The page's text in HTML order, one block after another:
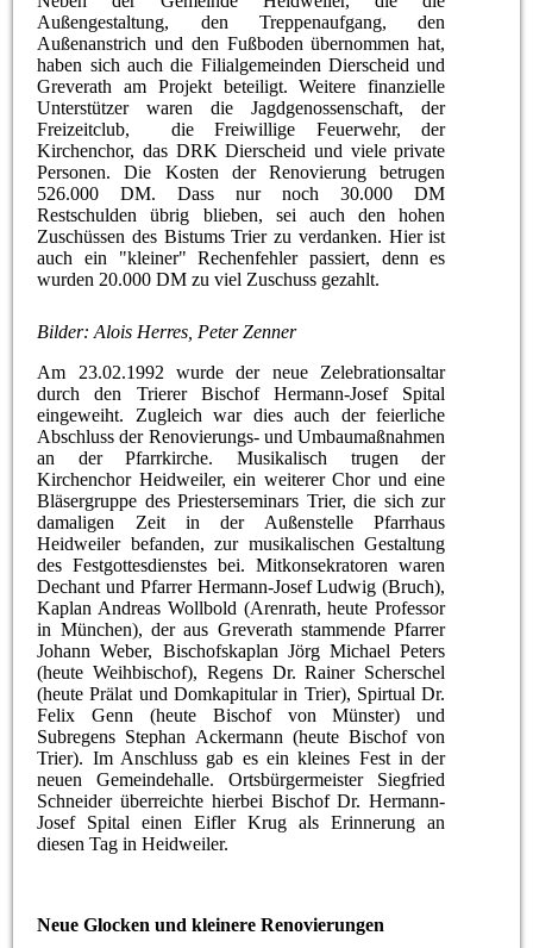
Außengestaltung, den Treppenaufgang, den
Außenanstrich und den Fußboden übernommen hat,
haben sich auch die Filialgemeinden Dierscheid und
Greverath am Projekt beteiligt. Weitere finanzielle
Unterstützer waren die Jagdgenossenschaft, der
Freizeitclub, die Freiwillige Feuerwehr, der
Kirchenchor, das DRK Dierscheid und viele private
Personen. Die Kosten der Renovierung betrugen
526.000 DM. Dass nur noch 30.000 DM
Restschulden übrig blieben, sei auch den hohen
Zuschüssen des Bistums Trier zu verdanken. Hier ist
auch ein "kleiner" Rechenfehler passiert, denn es
wurden 20.000 DM zu viel Zuschuss gezahlt.
Bilder: Alois Herres, Peter Zenner
Am 23.02.1992 wurde der neue Zelebrationsaltar
durch den Trierer Bischof Hermann-Josef Spital
eingeweiht. Zugleich war dies auch der feierliche
Abschluss der Renovierungs- und Umbaumaßnahmen
an der Pfarrkirche. Musikalisch trugen der
Kirchenchor Heidweiler, ein weiterer Chor und eine
Bläsergruppe des Priesterseminars Trier, die sich zur
damaligen Zeit in der Außenstelle Pfarrhaus
Heidweiler befanden, zur musikalischen Gestaltung
des Festgottesdienstes bei. Mitkonsekratoren waren
Dechant und Pfarrer Hermann-Josef Ludwig (Bruch),
Kaplan Andreas Wollbold (Arenrath, heute Professor
in München), der aus Greverath stammende Pfarrer
Johann Weber, Bischofskaplan Jörg Michael Peters
(heute Weihbischof), Regens Dr. Rainer Scherschel
(heute Prälat und Domkapitular in Trier), Spirtual Dr.
Felix Genn (heute Bischof von Münster) und
Subregens Stephan Ackermann (heute Bischof von
Trier). Im Anschluss gab es ein kleines Fest in der
neuen Gemeindehalle. Ortsbürgermeister Siegfried
Schneider überreichte hierbei Bischof Dr. Hermann-
Josef Spital einen Eifler Krug als Erinnerung an
diesen Tag in Heidweiler.
Neue Glocken und kleinere Renovierungen